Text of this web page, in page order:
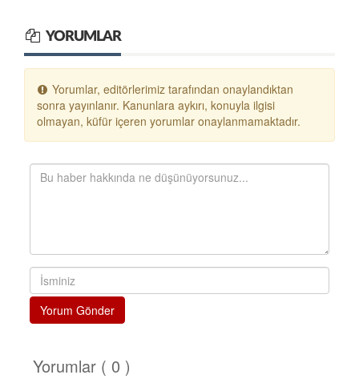
YORUMLAR
Yorumlar, editörlerimiz tarafından onaylandıktan
sonra yayınlanır. Kanunlara aykırı, konuyla ilgisi
olmayan, küfür içeren yorumlar onaylanmamaktadır.
Yorum Gönder
Yorumlar ( 0 )